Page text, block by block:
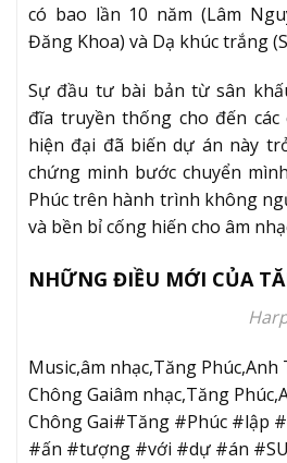
có bao lần 10 năm (Lâm
Đăng Khoa) và Dạ khúc trắng
Sự đầu tư bài bản từ sân
đĩa truyền thống cho đến
hiện đại đã biến dự án này
chứng minh bước chuyển
Phúc trên hành trình không
và bền bỉ cống hiến cho âm
NHỮNG ĐIỀU MỚI CỦA
Music,âm nhạc,Tăng
Chông Gaiâm nhạc,Tăng
Chông Gai#Tăng #Phúc #lập
#ấn #tượng #với #dự #án